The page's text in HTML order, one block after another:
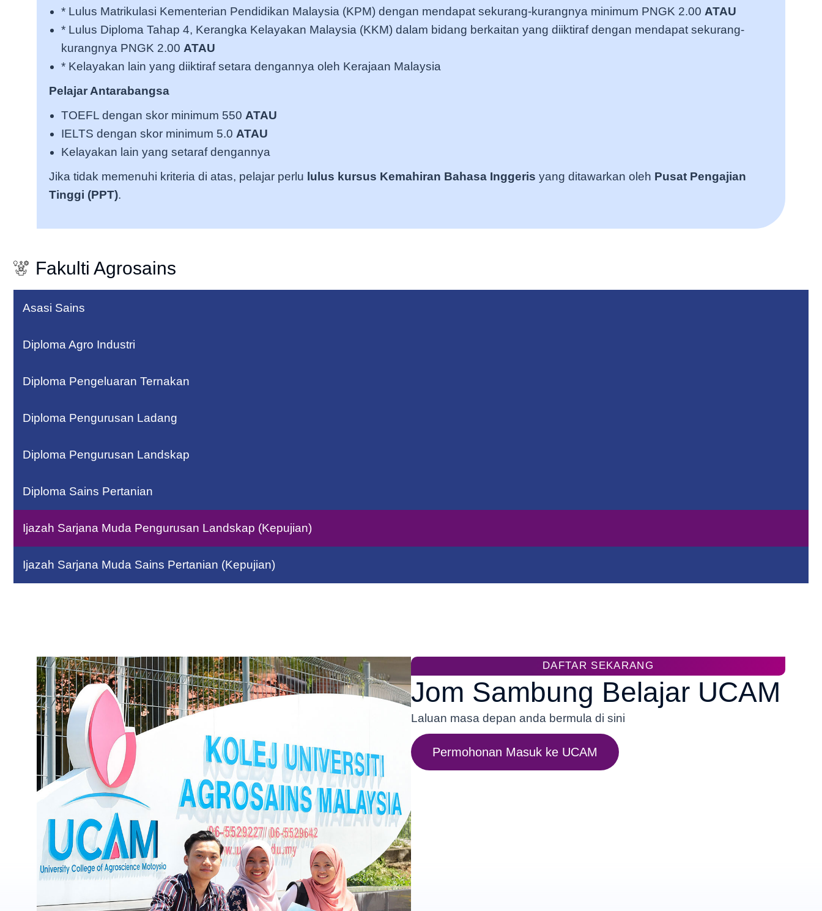
* Lulus Matrikulasi Kementerian Pendidikan Malaysia (KPM) dengan mendapat sekurang-kurangnya minimum PNGK 2.00 ATAU
* Lulus Diploma Tahap 4, Kerangka Kelayakan Malaysia (KKM) dalam bidang berkaitan yang diiktiraf dengan mendapat sekurang-
kurangnya PNGK 2.00 ATAU
* Kelayakan lain yang diiktiraf setara dengannya oleh Kerajaan Malaysia
Pelajar Antarabangsa
TOEFL dengan skor minimum 550 ATAU
IELTS dengan skor minimum 5.0 ATAU
Kelayakan lain yang setaraf dengannya
Jika tidak memenuhi kriteria di atas, pelajar perlu lulus kursus Kemahiran Bahasa Inggeris yang ditawarkan oleh Pusat Pengajian
Tinggi (PPT).
Fakulti Agrosains
Asasi Sains
Diploma Agro Industri
Diploma Pengeluaran Ternakan
Diploma Pengurusan Ladang
Diploma Pengurusan Landskap
Diploma Sains Pertanian
Ijazah Sarjana Muda Pengurusan Landskap (Kepujian)
Ijazah Sarjana Muda Sains Pertanian (Kepujian)
DAFTAR SEKARANG
Jom Sambung Belajar UCAM
Laluan masa depan anda bermula di sini
Permohonan Masuk ke UCAM